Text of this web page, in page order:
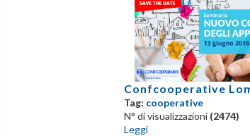
Confcooperative
Tag: cooperative
N° di visualizzazioni (2474)
Leggi